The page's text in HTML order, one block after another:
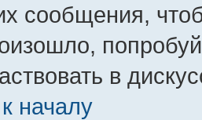
сообщения,
в
началу